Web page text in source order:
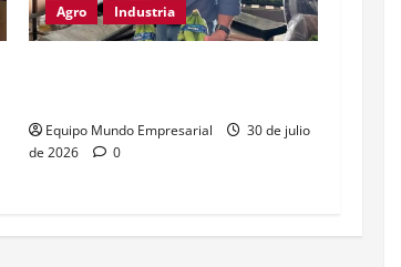
Agro Industria
Equipo Mundo Empresarial
30 de julio
de 2026
0